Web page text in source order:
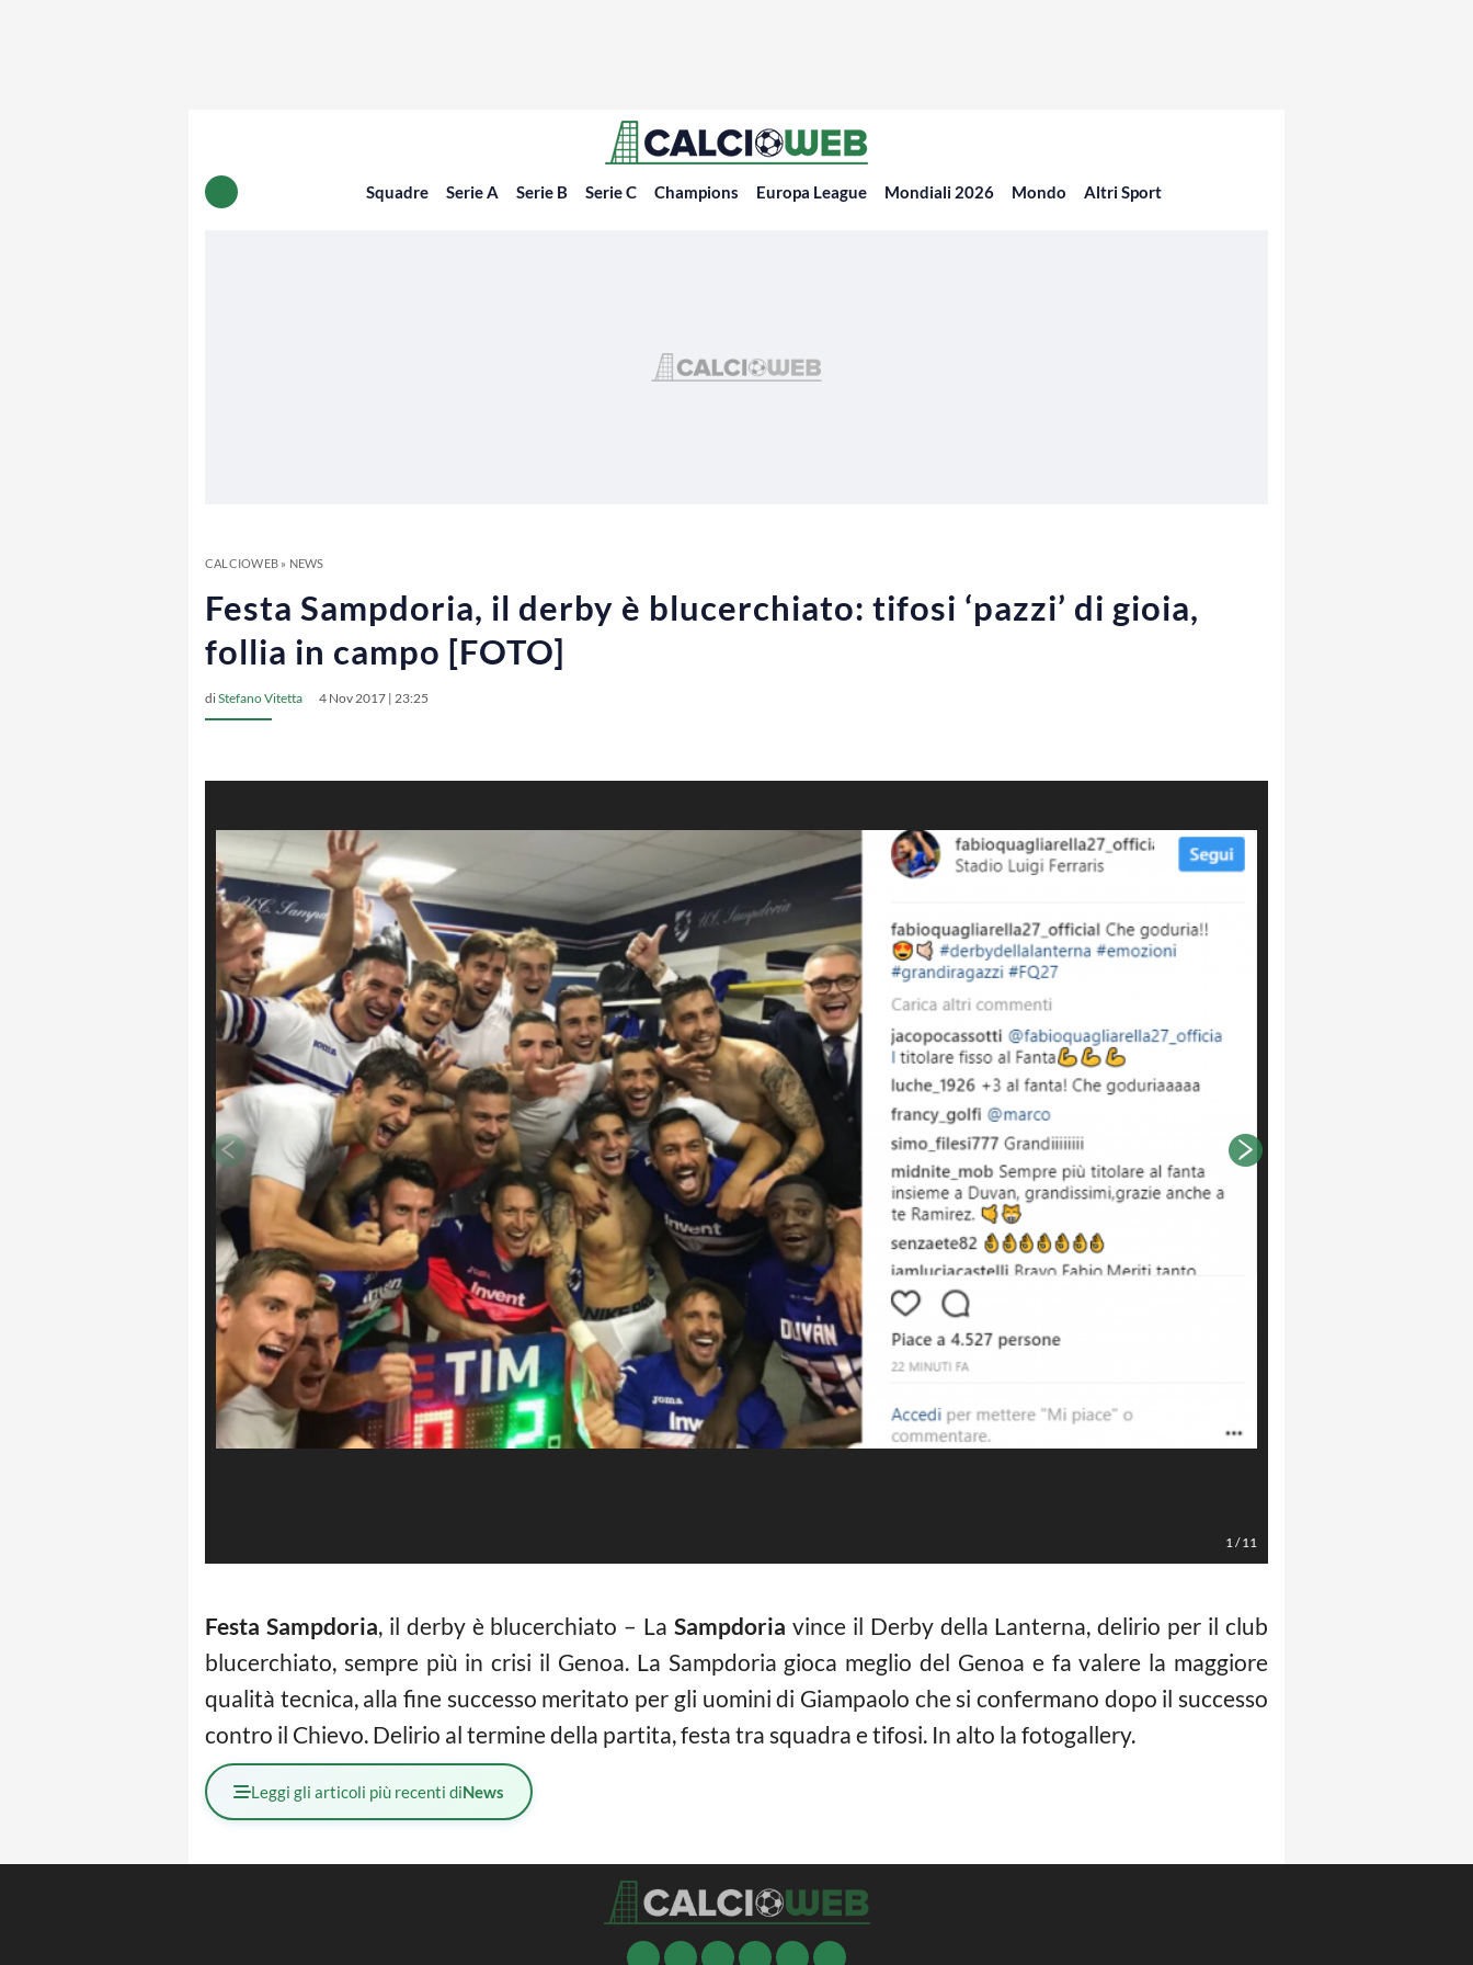
Squadre Serie A Serie B Serie C Champions Europa League Mondiali 2026 Mondo Altri Sport
CALCIOWEB» NEWS
Festa Sampdoria, il derby è blucerchiato: tifosi ‘pazzi’ di gioia,
follia in campo [FOTO]
diStefano Vitetta 4 Nov 2017 | 23:25
1/11
Festa Sampdoria, il derby è blucerchiato – LaSampdoria vince il Derby della Lanterna, delirio per il club
blucerchiato, sempre più in crisi il Genoa. La Sampdoria gioca meglio del Genoa e fa valere la maggiore
qualità tecnica, alla fine successo meritato per gli uomini di Giampaolo che si confermano dopo il successo
contro il Chievo. Delirio al termine della partita, festa tra squadra e tifosi. In alto la fotogallery.
Leggi gli articoli più recenti diNews